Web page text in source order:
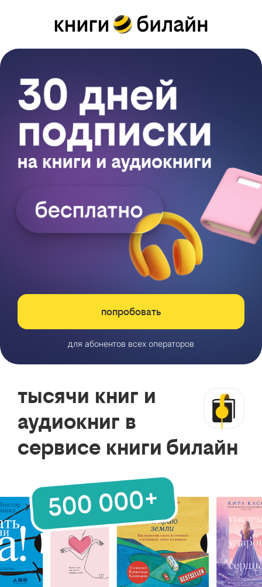
попробовать
для абонентов всех операторов
тысячи книг и
аудиокниг в
сервисе книги билайн